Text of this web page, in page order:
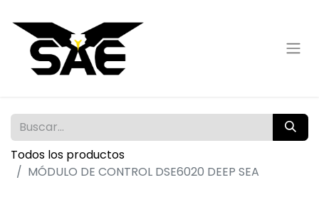
Todos los productos
MÓDULO DE CONTROL DSE6020 DEEP SEA